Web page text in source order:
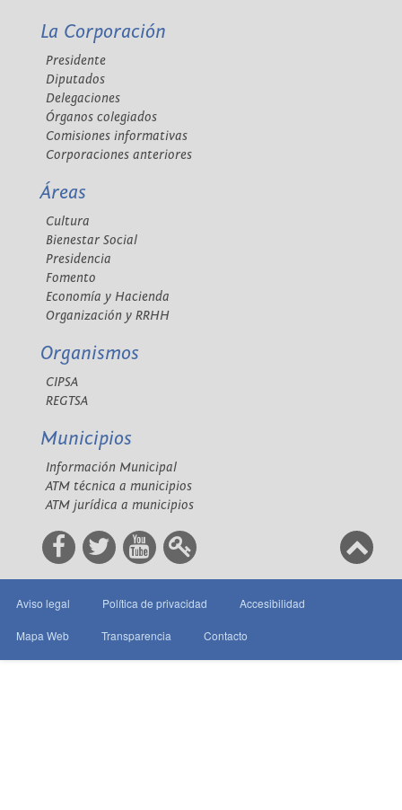
La Corporación
Presidente
Diputados
Delegaciones
Órganos colegiados
Comisiones informativas
Corporaciones anteriores
Áreas
Cultura
Bienestar Social
Presidencia
Fomento
Economía y Hacienda
Organización y RRHH
Organismos
CIPSA
REGTSA
Municipios
Información Municipal
ATM técnica a municipios
ATM jurídica a municipios
Aviso legal Política de privacidad Accesibilidad
Mapa Web Transparencia Contacto